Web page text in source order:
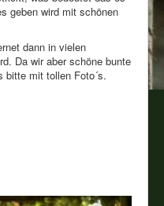
geben wird mit schönen
dann in vielen
Da wir aber schöne bunte
bitte mit tollen Foto´s.